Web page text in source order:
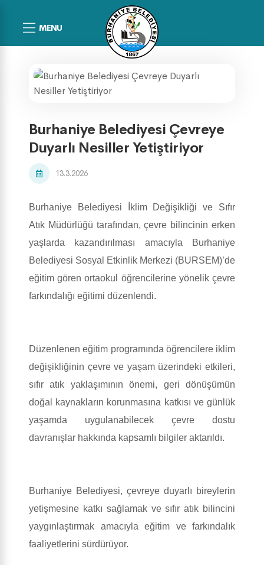
MENU
Burhaniye Belediyesi Çevreye
Duyarlı Nesiller Yetiştiriyor
13.3.2026
Burhaniye Belediyesi İklim Değişikliği ve Sıfır
Atık Müdürlüğü tarafından, çevre bilincinin erken
yaşlarda kazandırılması amacıyla Burhaniye
Belediyesi Sosyal Etkinlik Merkezi (BURSEM)’de
eğitim gören ortaokul öğrencilerine yönelik çevre
farkındalığı eğitimi düzenlendi.
Düzenlenen eğitim programında öğrencilere iklim
değişikliğinin çevre ve yaşam üzerindeki etkileri,
sıfır atık yaklaşımının önemi, geri dönüşümün
doğal kaynakların korunmasına katkısı ve günlük
yaşamda uygulanabilecek çevre dostu
davranışlar hakkında kapsamlı bilgiler aktarıldı.
Burhaniye Belediyesi, çevreye duyarlı bireylerin
yetişmesine katkı sağlamak ve sıfır atık bilincini
yaygınlaştırmak amacıyla eğitim ve farkındalık
faaliyetlerini sürdürüyor.